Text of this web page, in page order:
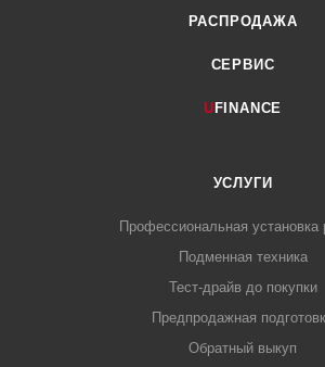
РАСПРОДАЖА
СЕРВИС
U FINANCE
УСЛУГИ
Профессиональная установка
Подменная техника
Тест-драйв до покупки
Предпродажная
Обратный выкуп